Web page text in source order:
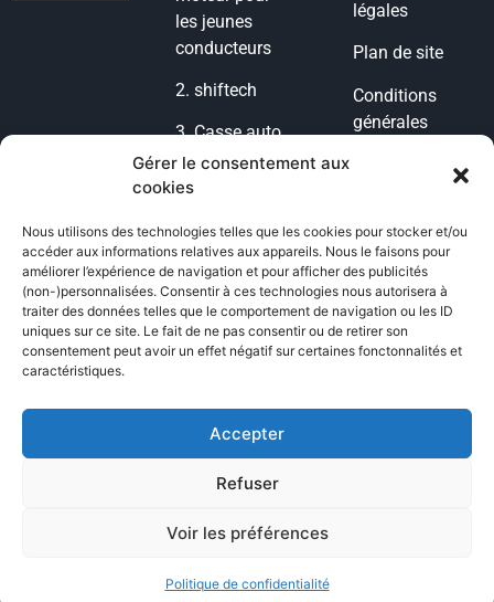
Gérer le consentement aux
cookies
Nous utilisons des technologies telles que les cookies pour stocker et/ou
accéder aux informations relatives aux appareils. Nous le faisons pour
améliorer l’expérience de navigation et pour afficher des publicités
(non-)personnalisées. Consentir à ces technologies nous autorisera à
traiter des données telles que le comportement de navigation ou les ID
uniques sur ce site. Le fait de ne pas consentir ou de retirer son
consentement peut avoir un effet négatif sur certaines fonctonnalités et
caractéristiques.
Accepter
Refuser
Voir les préférences
Politique de confidentialité
les jeunes
conducteurs
2.shiftech
3.Casse auto
lyon
4.
77
5.POG
Voiture
6.casse auto
7.GMK
légales
Plan de site
Conditions
générales
vente
Politique de
cookies
Politique de
© 2026 | Automobilite Avenir, tous droits réservés